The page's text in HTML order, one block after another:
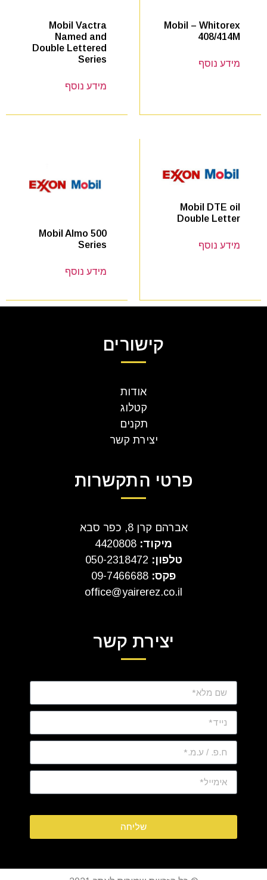
Mobil – Whitorex
408/414M
מידע נוסף
Mobil Vactra
Named and
Double Lettered
Series
מידע נוסף
Mobil DTE oil
Double Letter
מידע נוסף
Mobil Almo 500
Series
מידע נוסף
קישורים
אודות
קטלוג
תקנים
יצירת קשר
פרטי התקשרות
אברהם קרן 8, כפר סבא
מיקוד:
טלפון:
פקס: 09-7466688
office@yairerez.co.il
יצירת קשר
שליחה